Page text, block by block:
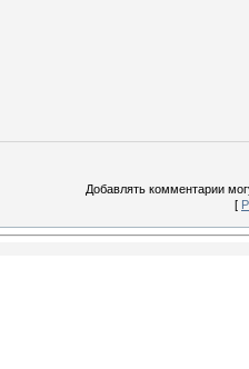
Добавлять комментарии
[